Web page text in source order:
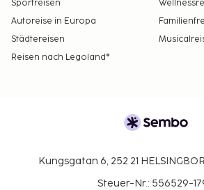
Sportreisen
Autoreise in Europa
Städtereisen
Reisen nach Legoland®
Kungsgatan 6, 252 21
Steuer-Nr.: 556529-